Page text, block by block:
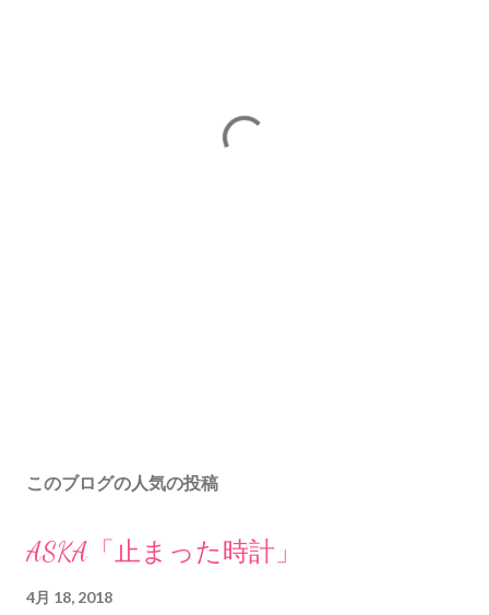
このブログの人気の投稿
ASKA「止まった時計」
4月 18, 2018